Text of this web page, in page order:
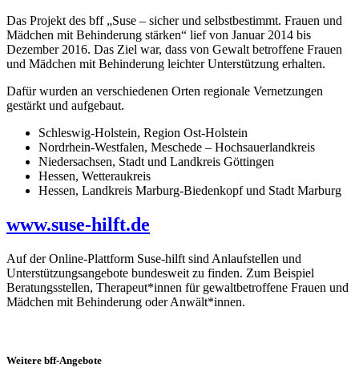
Das Projekt des bff „Suse – sicher und selbstbestimmt. Frauen und
Mädchen mit Behinderung stärken“ lief von Januar 2014 bis
Dezember 2016. Das Ziel war, dass von Gewalt betroffene Frauen
und Mädchen mit Behinderung leichter Unterstützung erhalten.
Dafür wurden an verschiedenen Orten regionale Vernetzungen
gestärkt und aufgebaut.
Schleswig-Holstein, Region Ost-Holstein
Nordrhein-Westfalen, Meschede – Hochsauerlandkreis
Niedersachsen, Stadt und Landkreis Göttingen
Hessen, Wetteraukreis
Hessen, Landkreis Marburg-Biedenkopf und Stadt Marburg
www.suse-hilft.de
Auf der Online-Plattform Suse-hilft sind Anlaufstellen und
Unterstützungsangebote bundesweit zu finden. Zum Beispiel
Beratungsstellen, Therapeut*innen für gewaltbetroffene Frauen und
Mädchen mit Behinderung oder Anwält*innen.
Weitere bff-Angebote